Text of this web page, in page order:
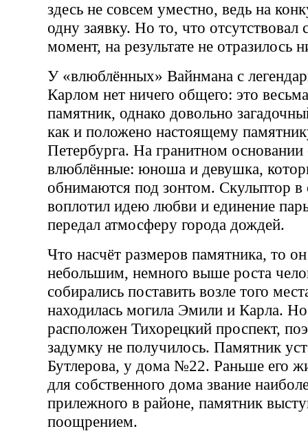
здесь не совсем уместно, ведь на
одну заявку. Но то, что отсутствовал
момент, на результате не отразилось
У «влюблённых» Вайнмана с
Карлом нет ничего общего: это
памятник, однако довольно
как и положено настоящему
Петербурга. На гранитном
влюблённые: юноша и девушка,
обнимаются под зонтом. Скульптор в
воплотил идею любви и единение
передал атмосферу города дождей.
Что насчёт размеров памятника, то
небольшим, немного выше роста
собирались поставить возле того
находилась могила Эмили и Карла.
расположен Тихорецкий проспект,
задумку не получилось. Памятник
Бутлерова, у дома №22. Раньше его
для собственного дома звание
прилежного в районе, памятник
поощрением.